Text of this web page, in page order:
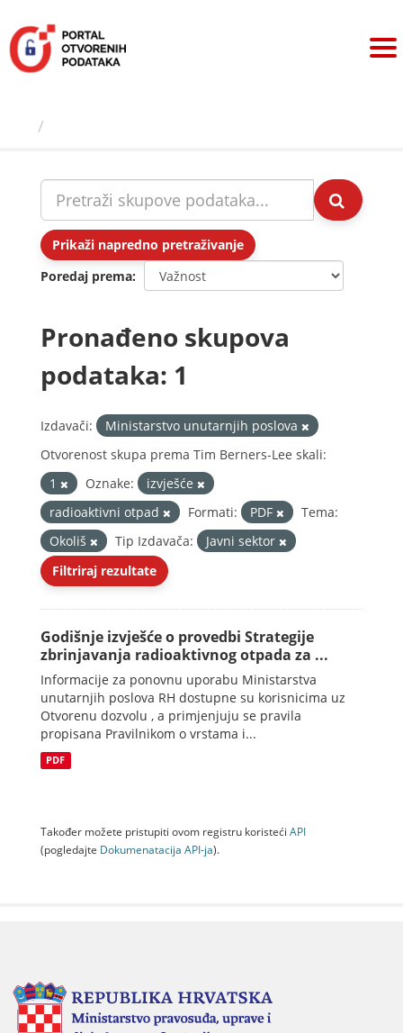
sadržaj
Prikaži napredno pretraživanje
Poredaj prema
Pronađeno skupova
podataka: 1
Izdavači:
Ministarstvo unutarnjih poslova
Otvorenost skupa prema Tim Berners-Lee skali:
1
Oznake:
izvješće
radioaktivni otpad
Formati: PDF
Tema:
Okoliš
Tip Izdavača:
Javni sektor
Filtriraj rezultate
Godišnje izvješće o provedbi Strategije
zbrinjavanja radioaktivnog otpada za ...
Informacije za ponovnu uporabu Ministarstva
unutarnjih poslova RH dostupne su korisnicima uz
Otvorenu dozvolu , a primjenjuju se pravila
propisana Pravilnikom o vrstama i...
PDF
Također možete pristupiti ovom registru koristeći API
(pogledajte Dokumenаtаcijа API-jа).